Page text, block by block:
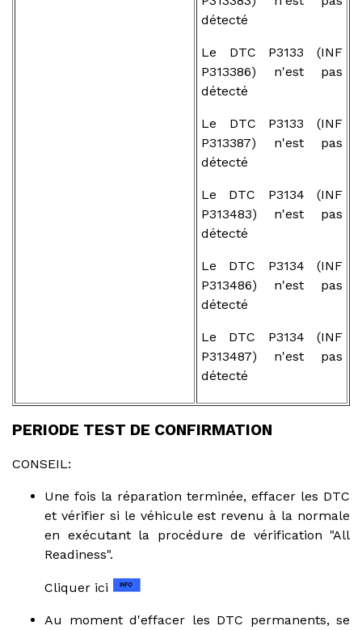
détecté
Le DTC P3133 (INF
P313386) n'est pas
détecté
Le DTC P3133 (INF
P313387) n'est pas
détecté
Le DTC P3134 (INF
P313483) n'est pas
détecté
Le DTC P3134 (INF
P313486) n'est pas
détecté
Le DTC P3134 (INF
P313487) n'est pas
détecté
PERIODE TEST DE CONFIRMATION
CONSEIL:
Une fois la réparation terminée, effacer les DTC
et vérifier si le véhicule est revenu à la normale
en exécutant la procédure de vérification "All
Readiness".
Cliquer ici
Au moment d'effacer les DTC permanents, se